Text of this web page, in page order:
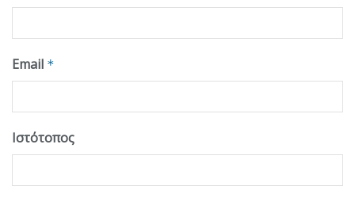
Email *
Ιστότοπος